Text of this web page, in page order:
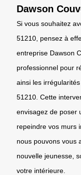
Dawson
Si vous souhaitez
51210, pensez à
entreprise Dawson
professionnel pour
ainsi les
51210. Cette
envisagez de poser
repeindre vos murs
nous pouvons vous
nouvelle jeunesse,
votre intérieure.